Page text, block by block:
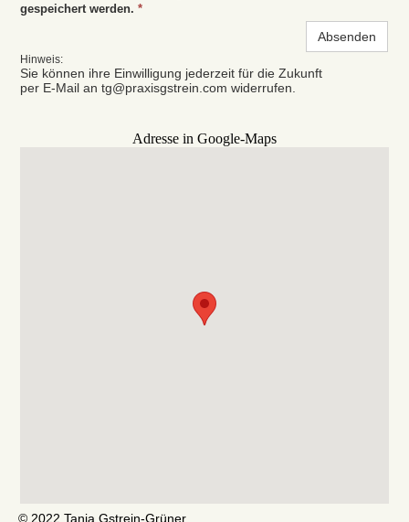
gespeichert werden. *
Absenden
Hinweis:
Sie können ihre Einwilligung jederzeit für die Zukunft
per E-Mail an tg@praxisgstrein.com widerrufen.
Adresse in Google-Maps
© 2022 Tanja Gstrein-Grüner